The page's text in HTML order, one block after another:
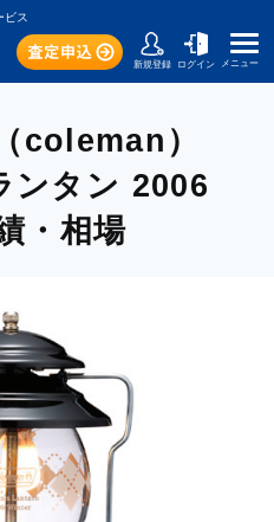
ス
新規登録 ログイン メニュー
coleman）
ンタン 2006
・相場